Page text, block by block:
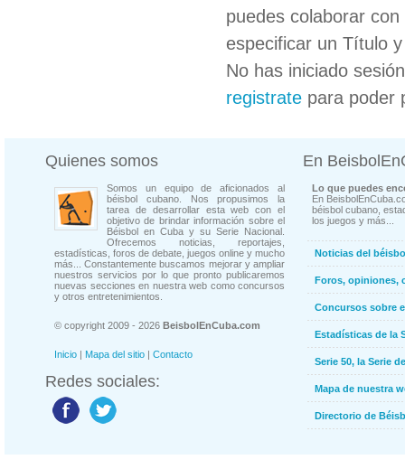
puedes colaborar
especificar un Título
No has iniciado
registrate para poder
Quienes somos
Somos un equipo de aficionados al
béisbol cubano. Nos propusimos la
tarea de desarrollar esta web con el
objetivo de brindar información sobre el
Béisbol en Cuba y su Serie Nacional.
Ofrecemos noticias, reportajes,
estadísticas, foros de debate, juegos online y mucho
más... Constantemente buscamos mejorar y ampliar
nuestros servicios por lo que pronto publicaremos
nuevas secciones en nuestra web como concursos
y otros entretenimientos.
© copyright 2009 - 2026 BeisbolEnCuba.com
Inicio | Mapa del sitio | Contacto
Redes sociales:
En
Lo que puedes
En
béisbol cubano,
los juegos y más...
Noticias del
Foros, opiniones,
Concursos sobre
Estadísticas de la
Serie 50, la Serie
Mapa de nuestra
Directorio de